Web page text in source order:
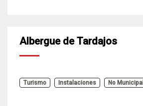
Albergue de Tardajos
Turismo Instalaciones No Municipal